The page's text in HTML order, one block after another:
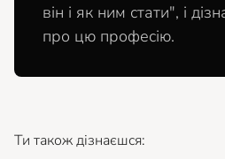
він і як ним стати", і
про цю професію.
Ти також дізнаєшся: